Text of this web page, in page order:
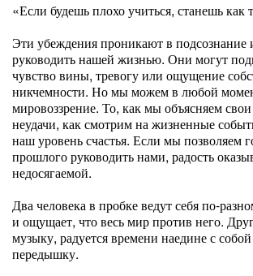
«Если будешь плохо учиться, станешь как
Эти убеждения проникают в подсознание
руководить нашей жизнью. Они могут
чувство вины, тревогу или ощущение
никчемности. Но мы можем в любой
мировоззрение. То, как мы объясняем
неудачи, как смотрим на жизненные
наш уровень счастья. Если мы позволяем
прошлого руководить нами, радость
недосягаемой.
Два человека в пробке ведут себя по-
и ощущает, что весь мир против него.
музыку, радуется времени наедине с
передышку.